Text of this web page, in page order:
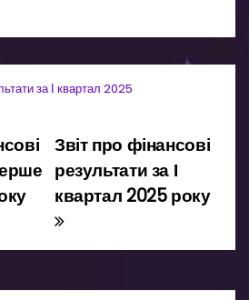
за І квартал 2025
Звіт про фінансові
результати за І
квартал 2025 року